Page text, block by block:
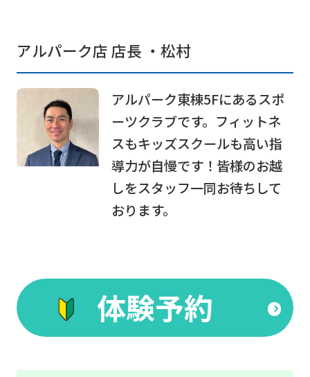
アルパーク店 店長 ・松村
アルパーク東棟5Fにあるスポ
ーツクラブです。フィットネ
スもキッズスクールも高い指
導力が自慢です！皆様のお越
しをスタッフ一同お待ちして
おります。
体験予約
foreigners
Central
Sports
official
website
is
automatically
English.
Click
the
below